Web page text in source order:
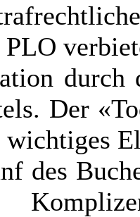
durch
Der
des